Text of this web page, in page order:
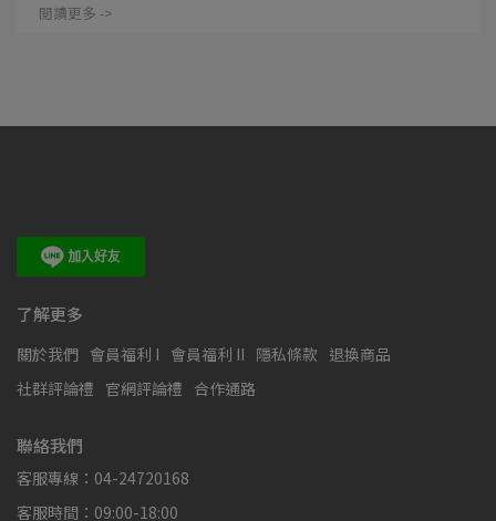
閱讀更多 ->
了解更多
關於我們 會員福利 I 會員福利 II 隱私條款 退換商品
社群評論禮 官網評論禮 合作通路
聯絡我們
客服專線：04-24720168
客服時間：09:00-18:00